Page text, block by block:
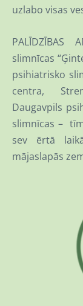
uzlabo visas
slimnīcas
psihiatrisko
centra,
Daugavpils
slimnīcas –
sev ērtā
mājaslapās